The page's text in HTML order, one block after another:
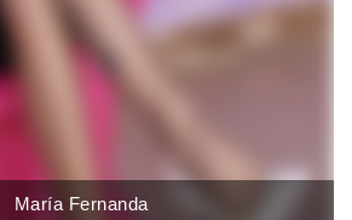
María Fernanda